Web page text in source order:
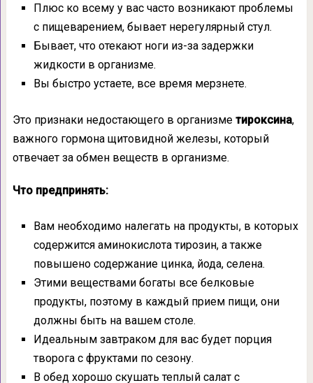
Плюс ко всему у вас часто возникают проблемы
с пищеварением, бывает нерегулярный стул.
Бывает, что отекают ноги из-за задержки
жидкости в организме.
Вы быстро устаете, все время мерзнете.
Это признаки недостающего в организме тироксина,
важного гормона щитовидной железы, который
отвечает за обмен веществ в организме.
Что предпринять:
Вам необходимо налегать на продукты, в которых
содержится аминокислота тирозин, а также
повышено содержание цинка, йода, селена.
Этими веществами богаты все белковые
продукты, поэтому в каждый прием пищи, они
должны быть на вашем столе.
Идеальным завтраком для вас будет порция
творога с фруктами по сезону.
В обед хорошо скушать теплый салат с